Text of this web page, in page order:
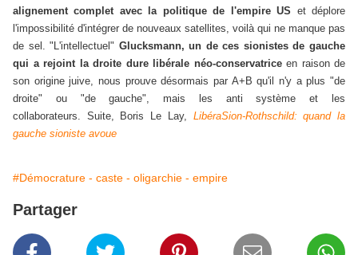
alignement complet avec la politique de l'empire US et déplore
l'impossibilité d'intégrer de nouveaux satellites, voilà qui ne manque pas
de sel. "L'intellectuel" Glucksmann, un de ces sionistes de gauche
qui a rejoint la droite dure libérale néo-conservatriceen raison de
son origine juive, nous prouve désormais par A+B qu'il n'y a plus "de
droite" ou "de gauche", mais les anti système et les
collaborateurs. Suite, Boris Le Lay, LibéraSion-Rothschild: quand la
gauche sioniste avoue
#Démocrature - caste - oligarchie - empire
Partager